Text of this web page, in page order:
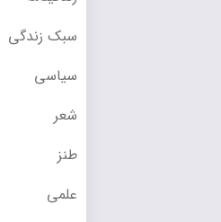
سبک زندگی
سیاسی
شعر
طنز
علمی